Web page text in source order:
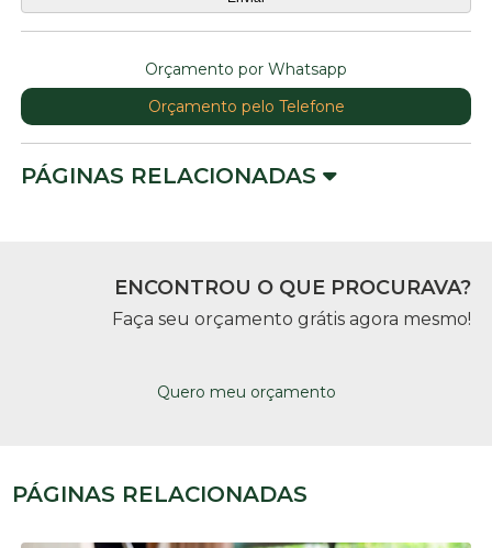
Orçamento por Whatsapp
Orçamento pelo Telefone
PÁGINAS RELACIONADAS
ENCONTROU O QUE PROCURAVA?
Faça seu orçamento grátis agora mesmo!
Quero meu orçamento
PÁGINAS RELACIONADAS